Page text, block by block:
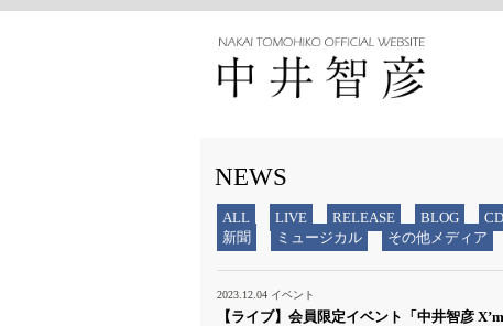
NEWS
ALL LIVE RELEASE BLOG CD
新聞
ミュージカル その他メディア
2023.12.04 イベント
【ライブ】会員限定イベント「中井智彦